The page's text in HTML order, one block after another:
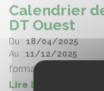
Calendrier
DT Ouest
Du : 18/04/2025
Au : 11/12/2025
formations
Lire la suite